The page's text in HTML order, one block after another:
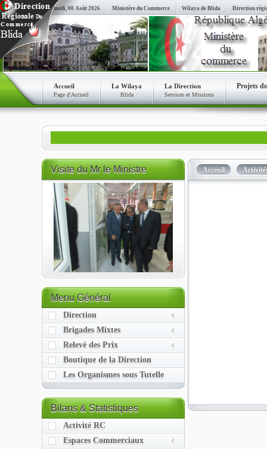
Samedi, 08 Août 2026 Ministère du Commerce Wilaya de Blida Direction
Accueil
Page d'Accueil
La Wilaya
Blida
La Direction
Services et Missions
Projets
Acceuil
Visitedu Mr le Ministre
MenuGénéral
Direction
Brigades Mixtes
Relevé des Prix
Boutique de la Direction
Les Organismes sous Tutelle
Bilans& Statistiques
Activité RC
Espaces Commerciaux